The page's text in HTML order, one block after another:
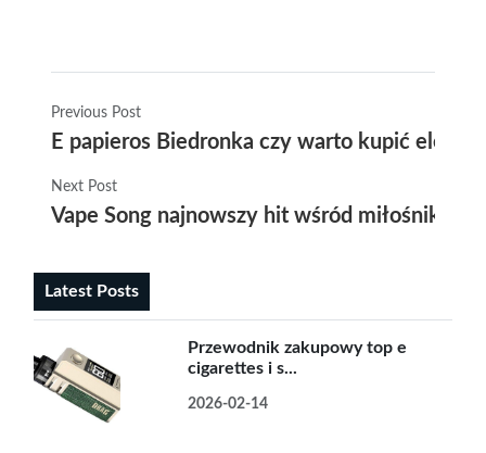
Previous Post
E papieros Biedronka czy warto kupić
Next Post
Vape Song najnowszy hit wśród miłośników
Latest Posts
Przewodnik zakupowy top e
cigarettes i s...
2026-02-14